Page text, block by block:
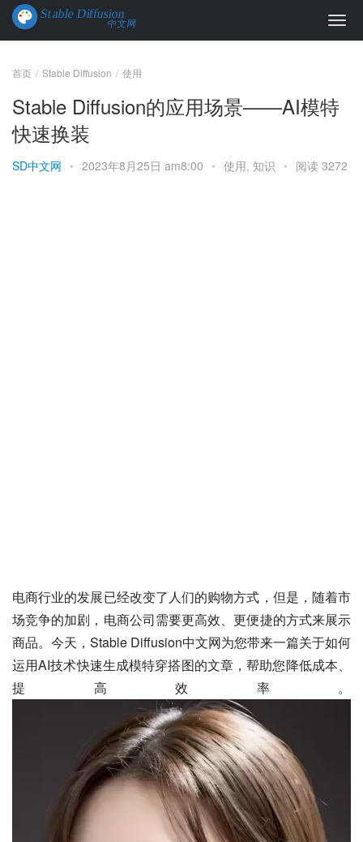
首页 Stable Diffusion 使用
Stable Diffusion的应用场景——AI模特
快速换装
SD中文网 • 2023年8月25日 am8:00 • 使用, 知识 • 阅读 3272
电商行业的发展已经改变了人们的购物方式，但是，随着市
场竞争的加剧，电商公司需要更高效、更便捷的方式来展示
商品。今天，Stable Diffusion中文网为您带来一篇关于如何
运用AI技术快速生成模特穿搭图的文章，帮助您降低成本、
提高效率。